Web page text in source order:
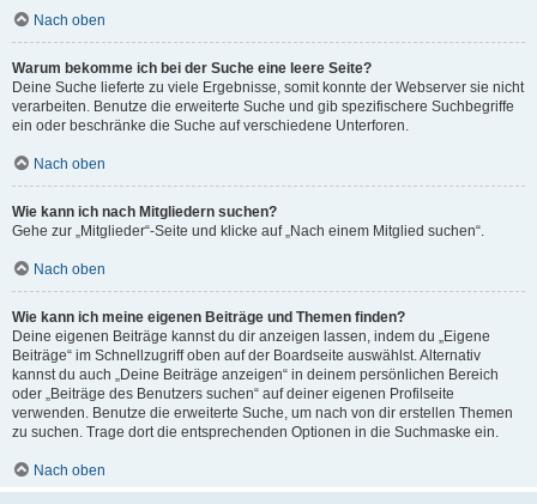
Nach oben
Warum bekomme ich bei der Suche eine leere Seite?
Deine Suche lieferte zu viele Ergebnisse, somit konnte der Webserver sie nicht
verarbeiten. Benutze die erweiterte Suche und gib spezifischere Suchbegriffe
ein oder beschränke die Suche auf verschiedene Unterforen.
Nach oben
Wie kann ich nach Mitgliedern suchen?
Gehe zur „Mitglieder“-Seite und klicke auf „Nach einem Mitglied suchen“.
Nach oben
Wie kann ich meine eigenen Beiträge und Themen finden?
Deine eigenen Beiträge kannst du dir anzeigen lassen, indem du „Eigene
Beiträge“ im Schnellzugriff oben auf der Boardseite auswählst. Alternativ
kannst du auch „Deine Beiträge anzeigen“ in deinem persönlichen Bereich
oder „Beiträge des Benutzers suchen“ auf deiner eigenen Profilseite
verwenden. Benutze die erweiterte Suche, um nach von dir erstellen Themen
zu suchen. Trage dort die entsprechenden Optionen in die Suchmaske ein.
Nach oben